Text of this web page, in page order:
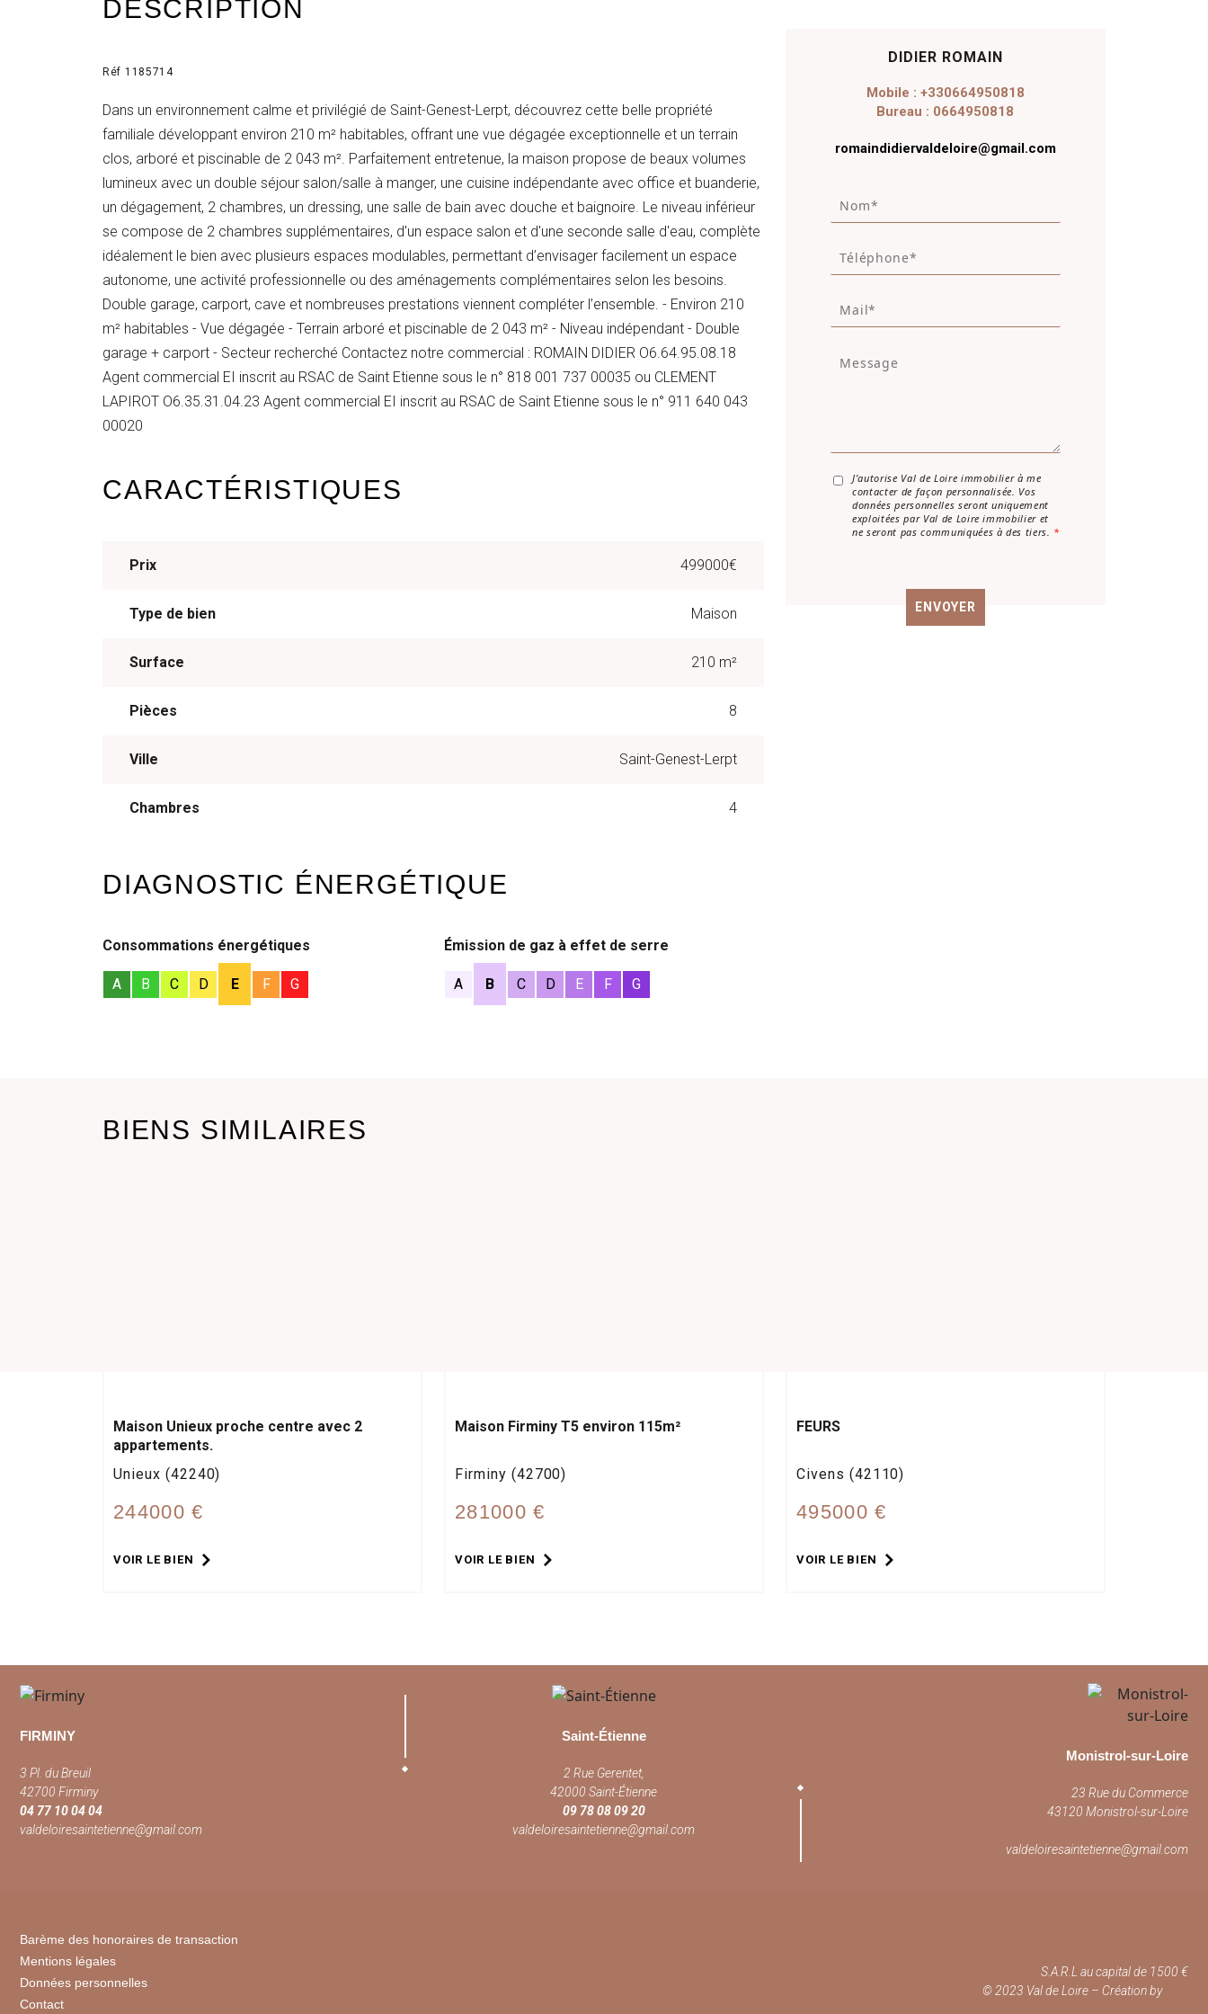
DESCRIPTION
Réf 1185714
Dans un environnement calme et privilégié de Saint-Genest-Lerpt, découvrez cette belle propriété
familiale développant environ 210 m² habitables, offrant une vue dégagée exceptionnelle et un terrain
clos, arboré et piscinable de 2 043 m². Parfaitement entretenue, la maison propose de beaux volumes
lumineux avec un double séjour salon/salle à manger, une cuisine indépendante avec office et buanderie,
un dégagement, 2 chambres, un dressing, une salle de bain avec douche et baignoire. Le niveau inférieur
se compose de 2 chambres supplémentaires, d'un espace salon et d'une seconde salle d'eau, complète
idéalement le bien avec plusieurs espaces modulables, permettant d’envisager facilement un espace
autonome, une activité professionnelle ou des aménagements complémentaires selon les besoins.
Double garage, carport, cave et nombreuses prestations viennent compléter l’ensemble. - Environ 210
m² habitables - Vue dégagée - Terrain arboré et piscinable de 2 043 m² - Niveau indépendant - Double
garage + carport - Secteur recherché Contactez notre commercial : ROMAIN DIDIER O6.64.95.08.18
Agent commercial EI inscrit au RSAC de Saint Etienne sous le n° 818 001 737 00035 ou CLEMENT
LAPIROT O6.35.31.04.23 Agent commercial EI inscrit au RSAC de Saint Etienne sous le n° 911 640 043
00020
CARACTÉRISTIQUES
Prix 499000€
Type de bien Maison
Surface 210 m²
Pièces 8
Ville Saint-Genest-Lerpt
Chambres 4
DIAGNOSTIC ÉNERGÉTIQUE
Consommations énergétiques
A B C D E F G
Émission de gaz à effet de serre
A B C D E F G
DIDIER ROMAIN
Mobile : +330664950818
Bureau : 0664950818
romaindidiervaldeloire@gmail.com
N
*
p
M
*
A
J’autorise Val de Loire immobilier à me
contacter de façon personnalisée. Vos
données personnelles seront uniquement
exploitées par Val de Loire immobilier et
ne seront pas communiquées à des tiers. *
ENVOYER
BIENS SIMILAIRES
Maison Unieux proche centre avec 2
appartements.
Unieux (42240)
244000 €
VOIR LE BIEN
Maison Firminy T5 environ 115m²
Firminy (42700)
281000 €
VOIR LE BIEN
FEURS
Civens (42110)
495000 €
VOIR LE BIEN
FIRMINY
3 Pl. du Breuil
42700 Firminy
04 77 10 04 04
valdeloiresaintetienne@gmail.com
Saint-Étienne
2 Rue Gerentet,
42000 Saint-Étienne
09 78 08 09 20
valdeloiresaintetienne@gmail.com
Monistrol-sur-Loire
23 Rue du Commerce
43120 Monistrol-sur-Loire
valdeloiresaintetienne@gmail.com
Barème des honoraires de transaction
Mentions légales
Données personnelles
Contact
S.A.R.L au capital de 1500 €
© 2023 Val de Loire – Création by